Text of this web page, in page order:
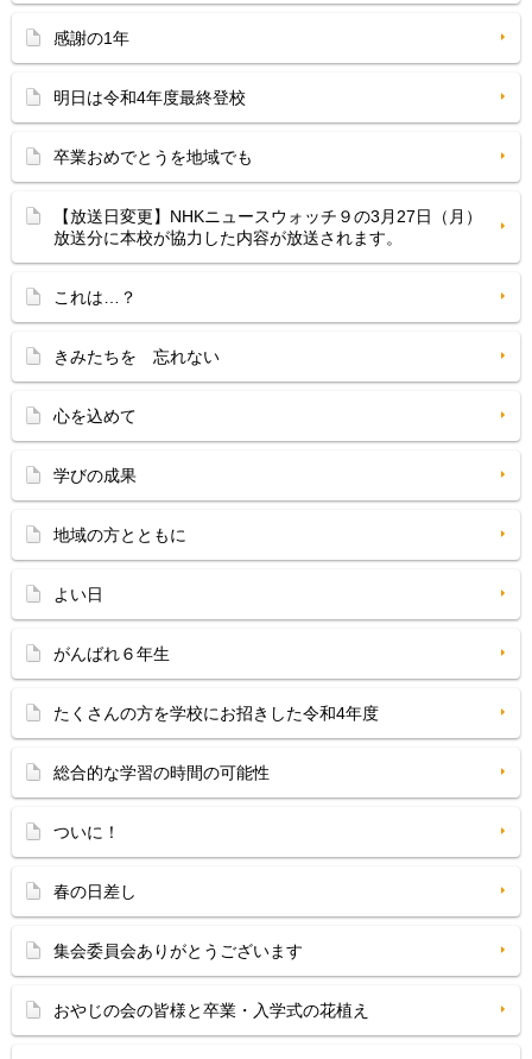
感謝の1年
明日は令和4年度最終登校
卒業おめでとうを地域でも
【放送日変更】NHKニュースウォッチ９の3月27日（月）
放送分に本校が協力した内容が放送されます。
これは…？
きみたちを 忘れない
心を込めて
学びの成果
地域の方とともに
よい日
がんばれ６年生
たくさんの方を学校にお招きした令和4年度
総合的な学習の時間の可能性
ついに！
春の日差し
集会委員会ありがとうございます
おやじの会の皆様と卒業・入学式の花植え